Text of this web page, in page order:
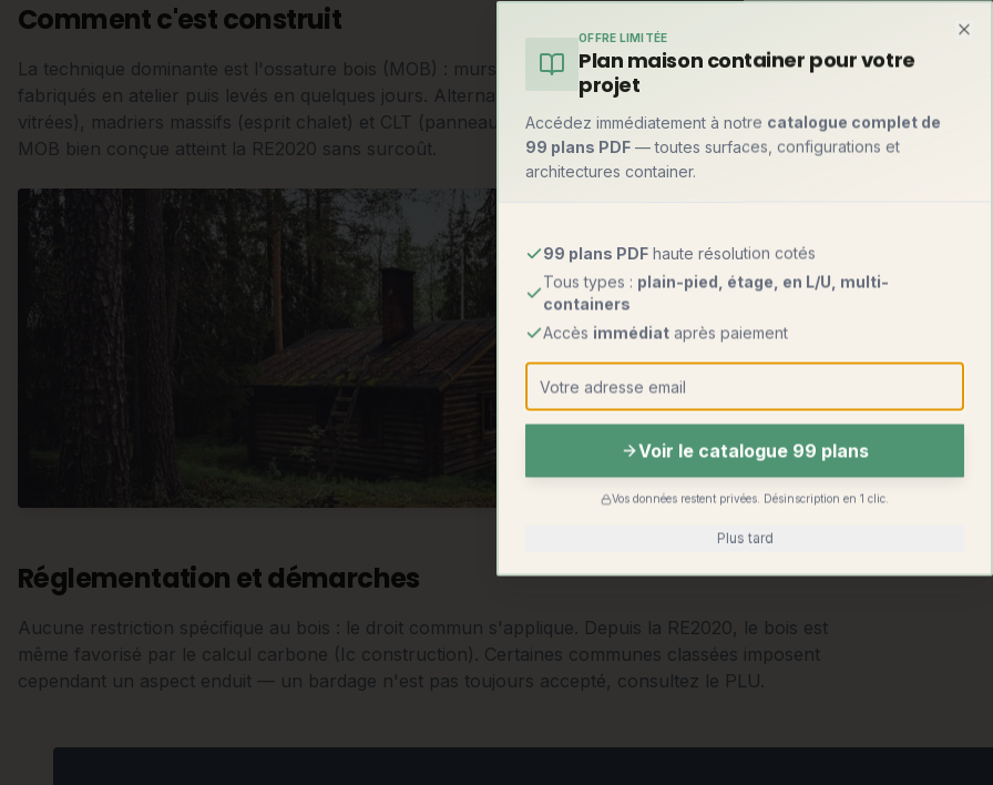
Comment c'est construit
La technique dominante est l'ossature bois (MOB) : murs à montants 145-220 mm remplis d'isolant,
fabriqués en atelier puis levés en quelques jours. Alternatives : poteau-poutre (grandes baies
vitrées), madriers massifs (esprit chalet) et CLT (panneaux lamellé-croisé, immeubles bois). Une
MOB bien conçue atteint la RE2020 sans surcoût.
Réglementation et démarches
Aucune restriction spécifique au bois : le droit commun s'applique. Depuis la RE2020, le bois est
même favorisé par le calcul carbone (Ic construction). Certaines communes classées imposent
cependant un aspect enduit — un bardage n'est pas toujours accepté, consultez le PLU.
OFFRE LIMITÉE
Plan maison container pour votre
projet
Accédez immédiatement à notre catalogue complet de
99 plans PDF — toutes surfaces, configurations et
architectures container.
99 plans PDF haute résolution cotés
Tous types : plain-pied, étage, en L/U, multi-
containers
Accès immédiat après paiement
Voir le catalogue 99 plans
Vos données restent privées. Désinscription en 1 clic.
Plus tard